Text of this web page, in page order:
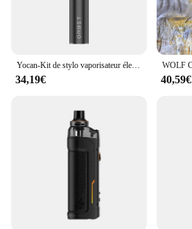
Yocan-Kit de stylo vaporisateur électronique, Original Orbit, Batterie 1700mAh, Top Vertex, Flux d'air Type-C, Laguna ette Vape Pen
34,19€ 40,59€